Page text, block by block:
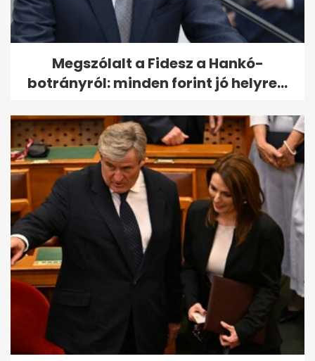
Megszólalt a Fidesz a Hankó-
botrányról: minden forint jó helyre...